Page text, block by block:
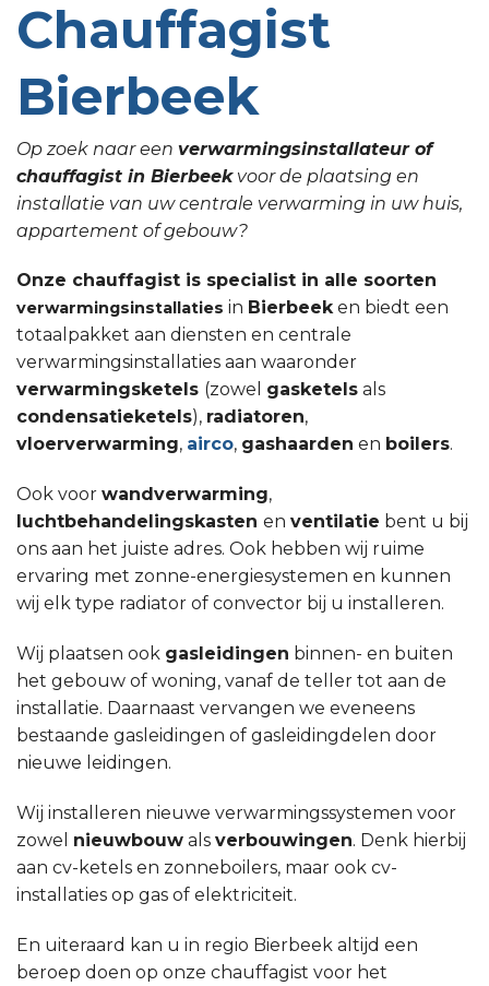
Chauffagist
Bierbeek
Op zoek naar een verwarmingsinstallateur of
chauffagist in Bierbeekvoor de plaatsing en
installatie van uw centrale verwarming in uw huis,
appartement of gebouw?
Onze chauffagist is specialist in alle soorten
verwarmingsinstallaties in Bierbeeken biedt een
totaalpakket aan diensten en centrale
verwarmingsinstallaties aan waaronder
verwarmingsketels (zowel gasketels als
condensatieketels), radiatoren,
vloerverwarming, airco, gashaarden en boilers.
Ook voor wandverwarming,
luchtbehandelingskasten en ventilatie bent u bij
ons aan het juiste adres. Ook hebben wij ruime
ervaring met zonne-energiesystemen en kunnen
wij elk type radiator of convector bij u installeren.
Wij plaatsen ook gasleidingen binnen- en buiten
het gebouw of woning, vanaf de teller tot aan de
installatie. Daarnaast vervangen we eveneens
bestaande gasleidingen of gasleidingdelen door
nieuwe leidingen.
Wij installeren nieuwe verwarmingssystemen voor
zowel nieuwbouw als verbouwingen. Denk hierbij
aan cv-ketels en zonneboilers, maar ook cv-
installaties op gas of elektriciteit.
En uiteraard kan u in regio Bierbeek altijd een
beroep doen op onze chauffagist voor het